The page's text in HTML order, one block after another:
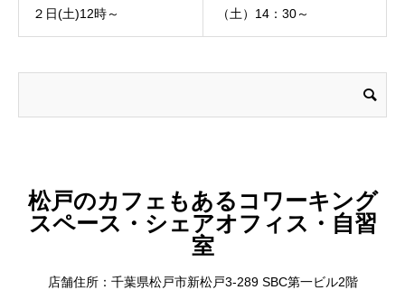
２日(土)12時～
（土）14：30～
松戸のカフェもあるコワーキング
スペース・シェアオフィス・自習
室
店舗住所：千葉県松戸市新松戸3-289 SBC第一ビル2階